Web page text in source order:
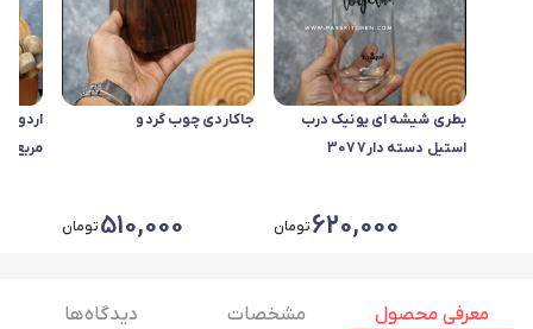
بطری شیشه ای یونیک درب
استیل دسته دار3077
620,000تومان
جاکاردی چوب گردو
510,000تومان
مربع
معرفی محصول مشخصات
دیدگاه ها